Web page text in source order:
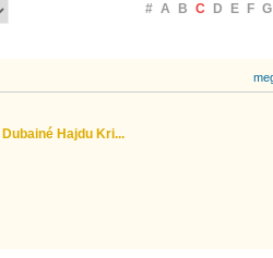
# A B C D E F G
Dubainé Hajdu Kri...